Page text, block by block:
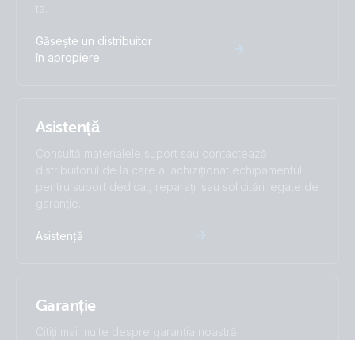
ta.
Găsește un distribuitor
în apropiere
Asistență
Consultă materialele suport sau contactează
distribuitorul de la care ai achiziționat echipamentul
pentru suport dedicat, reparații sau solicitări legate de
garanție.
Asistență
Garanție
Citiți mai multe despre garanția noastră